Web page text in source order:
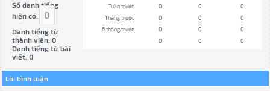
Số danh tiếng
hiện có:
0
Danh tiếng từ
thành viên: 0
Danh tiếng từ bài
viết: 0
Tuần trước
0 0
0
Tháng trước
0 0
0
6 tháng trước
0 0
0
0
0 0
Lời bình luận